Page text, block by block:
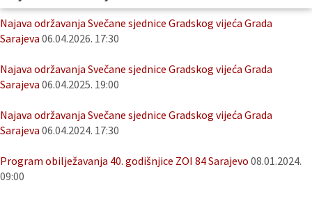
Najava održavanja Svečane sjednice Gradskog vijeća Grada
Sarajeva 06.04.2026. 17:30
Najava održavanja Svečane sjednice Gradskog vijeća Grada
Sarajeva 06.04.2025. 19:00
Najava održavanja Svečane sjednice Gradskog vijeća Grada
Sarajeva 06.04.2024. 17:30
Program obilježavanja 40. godišnjice ZOI 84 Sarajevo 08.01.2024.
09:00